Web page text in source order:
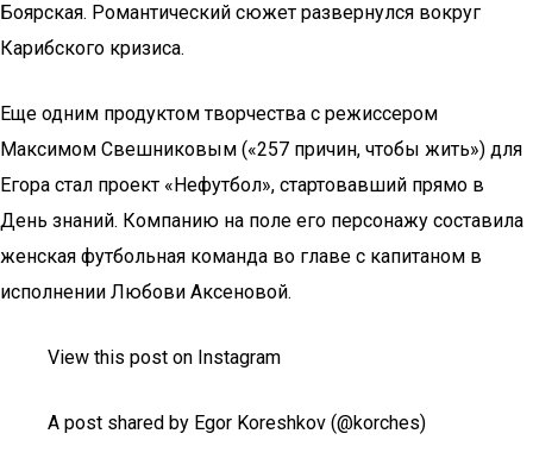
Боярская. Романтический сюжет развернулся вокруг
Карибского кризиса.
Еще одним продуктом творчества с режиссером
Максимом Свешниковым («257 причин, чтобы жить») для
Егора стал проект «Нефутбол», стартовавший прямо в
День знаний. Компанию на поле его персонажу составила
женская футбольная команда во главе с капитаном в
исполнении Любови Аксеновой.
View this post on Instagram
A post shared by Egor Koreshkov (@korches)